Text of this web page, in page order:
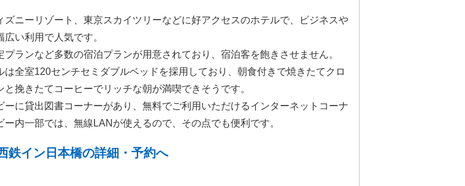
ズニーリゾート、東京スカイツリーなどに好アクセスのホテルで、ビジネスや
広い利用で人気です。
プランなど多数の宿泊プランが用意されており、宿泊客を飽きさせません。
は全室120センチセミダブルベッドを採用しており、朝食付きで焼きたてクロ
と挽きたてコーヒーでリッチな朝が満喫できそうです。
ーに貸出図書コーナーがあり、無料でご利用いただけるインターネットコーナ
ー内一部では、無線LANが使えるので、その点でも便利です。
イン日本橋の詳細・予約へ